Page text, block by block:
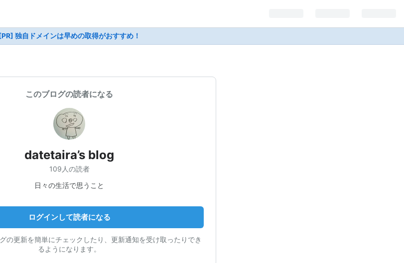
[PR] 独自ドメインは早めの取得がおすすめ！
このブログの読者になる
datetaira’s blog
109人の読者
日々の生活で思うこと
ログインして読者になる
の更新を簡単にチェックしたり、更新通知を受け取ったりでき
るようになります。